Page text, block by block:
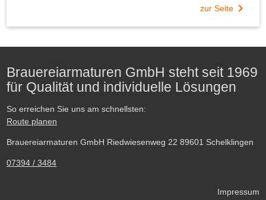
zur Seitechevron_right
Brauereiarmaturen GmbH steht seit 1969
für Qualität und individuelle Lösungen
So erreichen Sie uns am schnellsten:
Route planen
Brauereiarmaturen GmbH Riedwiesenweg 22 89601 Schelklingen
07394 / 3484
Impressum